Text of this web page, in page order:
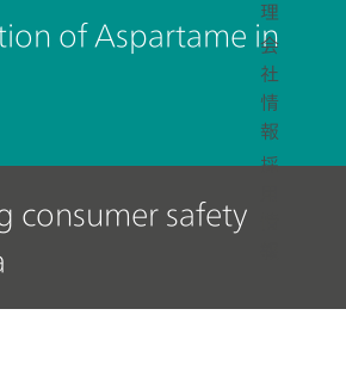
理
会
社
情
報
採
of Aspartame in
consumer safety